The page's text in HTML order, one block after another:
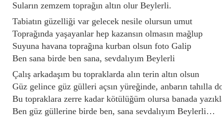
Suların zemzem toprağın altın olur Beylerli.
Tabiatın güzelliği var gelecek nesile olursun umut
Toprağında yaşayanlar hep kazansın olmasın mağlup
Suyuna havana toprağına kurban olsun foto Galip
Ben sana birde ben sana, sevdalıyım Beylerli
Çalış arkadaşım bu topraklarda alın terin altın olsun
Güz gelince güz gülleri açsın yüreğinde, anbarın tahılla
Bu topraklara zerre kadar kötülüğüm olursa banada
Ben güz güllerine birde ben, sana sevdalıyım Beylerli…